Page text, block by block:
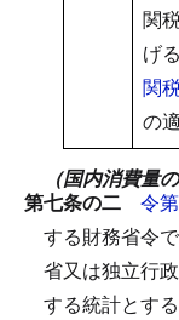
関
げ
関
の
（国内消費量
第七条の二 令
する財務省令
省又は独立行
する統計とする